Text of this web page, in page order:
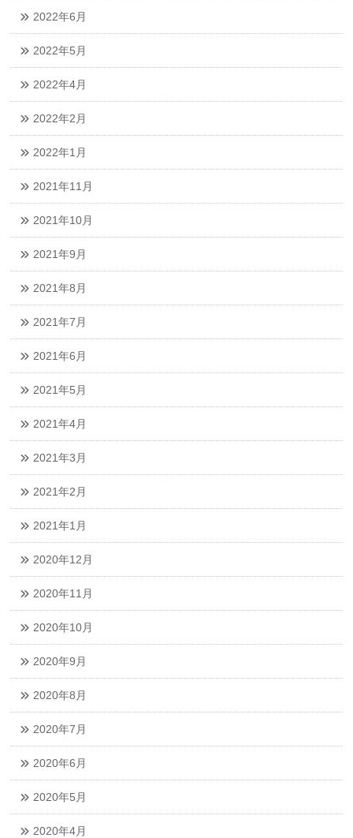
2022年6月
2022年5月
2022年4月
2022年2月
2022年1月
2021年11月
2021年10月
2021年9月
2021年8月
2021年7月
2021年6月
2021年5月
2021年4月
2021年3月
2021年2月
2021年1月
2020年12月
2020年11月
2020年10月
2020年9月
2020年8月
2020年7月
2020年6月
2020年5月
2020年4月